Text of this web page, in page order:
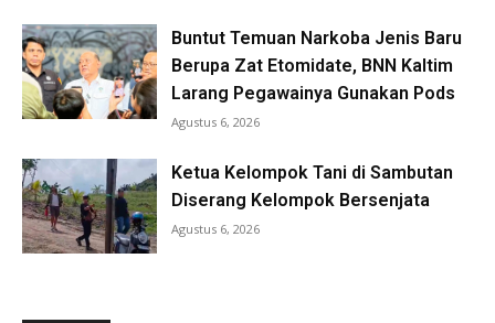
Buntut Temuan Narkoba Jenis Baru
Berupa Zat Etomidate, BNN Kaltim
Larang Pegawainya Gunakan Pods
Agustus 6, 2026
Ketua Kelompok Tani di Sambutan
Diserang Kelompok Bersenjata
Agustus 6, 2026